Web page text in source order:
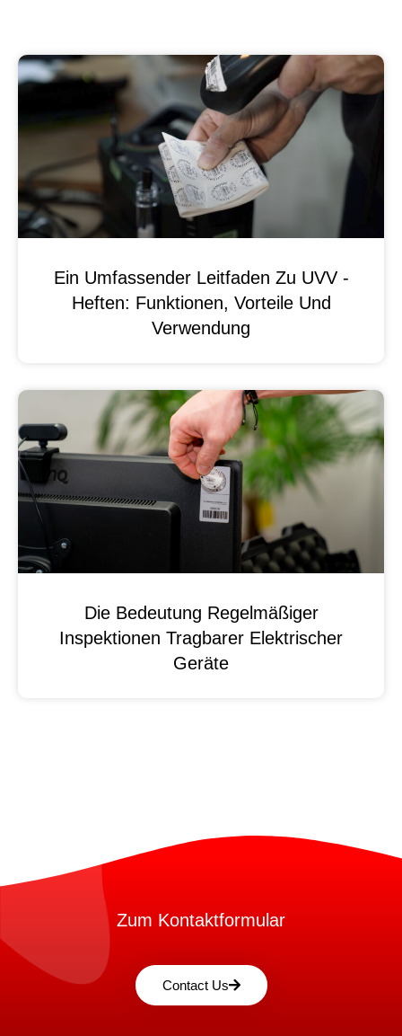
Ein Umfassender Leitfaden Zu UVV -
Heften: Funktionen, Vorteile Und
Verwendung
Die Bedeutung Regelmäßiger
Inspektionen Tragbarer Elektrischer
Geräte
Zum Kontaktformular
Contact Us